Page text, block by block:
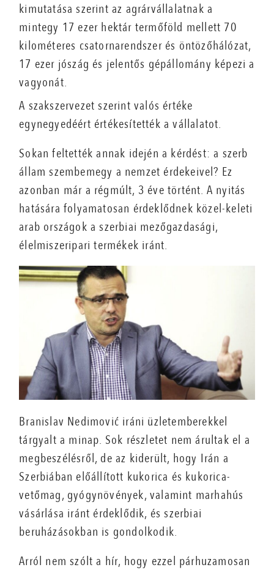
kimutatása szerint az agrárvállalatnak a
mintegy 17 ezer hektár termőföld mellett 70
kilométeres csatornarendszer és öntözőhálózat,
17 ezer jószág és jelentős gépállomány képezi a
vagyonát.
A szakszervezet szerint valós értéke
egynegyedéért értékesítették a vállalatot.
Sokan feltették annak idején a kérdést: a szerb
állam szembemegy a nemzet érdekeivel? Ez
azonban már a régmúlt, 3 éve történt. A nyitás
hatására folyamatosan érdeklődnek közel-keleti
arab országok a szerbiai mezőgazdasági,
élelmiszeripari termékek iránt.
Branislav Nedimović iráni üzletemberekkel
tárgyalt a minap. Sok részletet nem árultak el a
megbeszélésről, de az kiderült, hogy Irán a
Szerbiában előállított kukorica és kukorica-
vetőmag, gyógynövények, valamint marhahús
vásárlása iránt érdeklődik, és szerbiai
beruházásokban is gondolkodik.
Arról nem szólt a hír, hogy ezzel párhuzamosan